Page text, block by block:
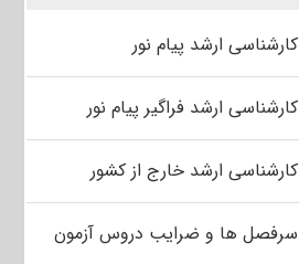
کارشناسی ارشد پیام نور
کارشناسی ارشد فراگیر پیام نور
کارشناسی ارشد خارج از کشور
سرفصل ها و ضرایب دروس آزمون